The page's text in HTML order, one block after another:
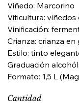
Viñedo: Marcorino
Viticultura:
Vinificación:
Crianza: crianza
Estilo: tinto
Graduación
Formato: 1,5 L
Cantidad